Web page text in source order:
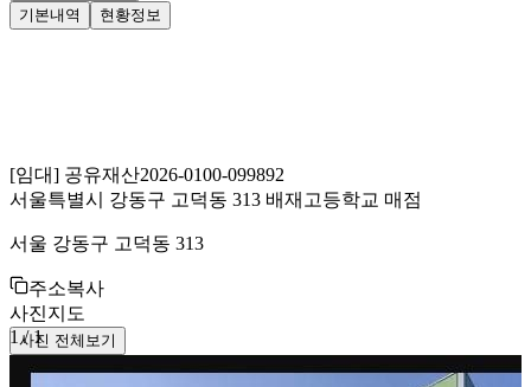
기본내역
현황정보
[임대] 공유재산2026-0100-099892
서울특별시 강동구 고덕동 313 배재고등학교 매점
서울 강동구 고덕동 313
주소복사
사진지도
1 /1
사진 전체보기